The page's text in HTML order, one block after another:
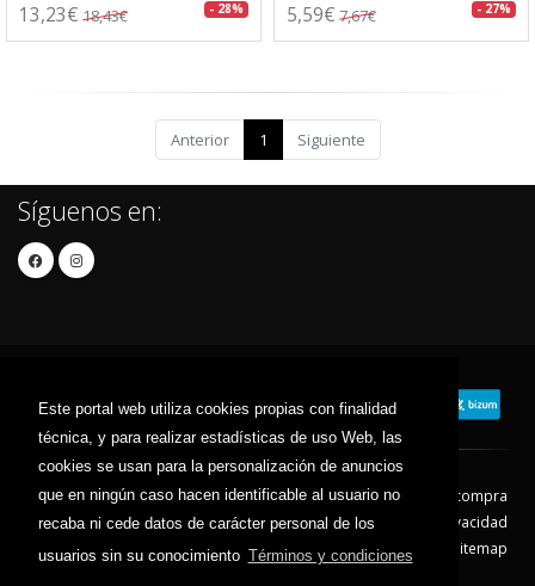
Este portal web utiliza cookies propias con finalidad
técnica, y para realizar estadísticas de uso Web, las
cookies se usan para la personalización de anuncios
que en ningún caso hacen identificable al usuario no
recaba ni cede datos de carácter personal de los
usuarios sin su conocimiento Términos y condiciones
13,23€ 18,43€ - 28% 5,59€ 7,67€ - 27%
Anterior 1 Siguiente
Síguenos en:
Contacto Aviso Legal
Condiciones de compra
Política de envíos
Política de devolución
Política de Privacidad
Política de Cookies
Sitemap